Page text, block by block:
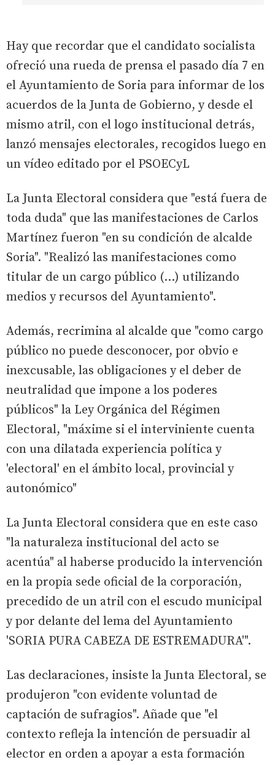
Hay que recordar que el candidato socialista
ofreció una rueda de prensa el pasado día 7 en
el Ayuntamiento de Soria para informar de los
acuerdos de la Junta de Gobierno, y desde el
mismo atril, con el logo institucional detrás,
lanzó mensajes electorales, recogidos luego en
un vídeo editado por el PSOECyL
La Junta Electoral considera que "está fuera de
toda duda" que las manifestaciones de Carlos
Martínez fueron "en su condición de alcalde
Soria". "Realizó las manifestaciones como
titular de un cargo público (...) utilizando
medios y recursos del Ayuntamiento".
Además, recrimina al alcalde que "como cargo
público no puede desconocer, por obvio e
inexcusable, las obligaciones y el deber de
neutralidad que impone a los poderes
públicos" la Ley Orgánica del Régimen
Electoral, "máxime si el interviniente cuenta
con una dilatada experiencia política y
'electoral' en el ámbito local, provincial y
autonómico"
La Junta Electoral considera que en este caso
"la naturaleza institucional del acto se
acentúa" al haberse producido la intervención
en la propia sede oficial de la corporación,
precedido de un atril con el escudo municipal
y por delante del lema del Ayuntamiento
'SORIA PURA CABEZA DE ESTREMADURA'".
Las declaraciones, insiste la Junta Electoral, se
produjeron "con evidente voluntad de
captación de sufragios". Añade que "el
contexto refleja la intención de persuadir al
elector en orden a apoyar a esta formación